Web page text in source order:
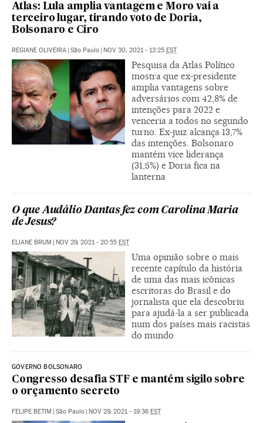
Atlas: Lula amplia vantagem e Moro vai a
terceiro lugar, tirando voto de Doria,
Bolsonaro e Ciro
REGIANE OLIVEIRA | São Paulo | NOV 30, 2021 - 13:25 EST
Pesquisa da Atlas Político
mostra que ex-presidente
amplia vantagens sobre
adversários com 42,8% de
intenções para 2022 e
venceria a todos no segundo
turno. Ex-juiz alcança 13,7%
das intenções. Bolsonaro
mantém vice liderança
(31,5%) e Doria fica na
lanterna
O que Audálio Dantas fez com Carolina Maria
de Jesus?
ELIANE BRUM | NOV 29, 2021 - 20:55 EST
Uma opinião sobre o mais
recente capítulo da história
de uma das mais icônicas
escritoras do Brasil e do
jornalista que ela descobriu
para ajudá-la a ser publicada
num dos países mais racistas
do mundo
GOVERNO BOLSONARO
Congresso desafia STF e mantém sigilo sobre
o orçamento secreto
FELIPE BETIM | São Paulo | NOV 29, 2021 - 19:36 EST